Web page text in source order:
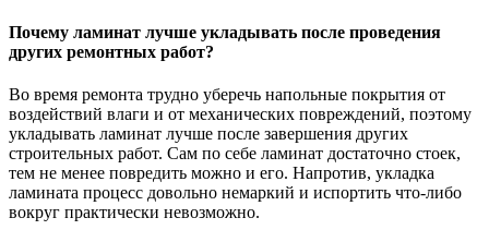
Почему ламинат лучше укладывать после проведения
других ремонтных работ?
Во время ремонта трудно уберечь напольные покрытия от
воздействий влаги и от механических повреждений, поэтому
укладывать ламинат лучше после завершения других
строительных работ. Сам по себе ламинат достаточно стоек,
тем не менее повредить можно и его. Напротив, укладка
ламината процесс довольно немаркий и испортить что-либо
вокруг практически невозможно.